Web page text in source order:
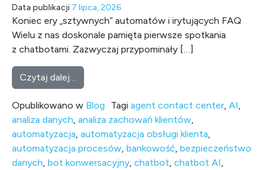
Data publikacji 7 lipca, 2026
Koniec ery „sztywnych” automatów i irytujących FAQ
Wielu z nas doskonale pamięta pierwsze spotkania
z chatbotami. Zazwyczaj przypominały […]
Czytaj dalej…
Opublikowano w Blog Tagi agent contact center, AI,
analiza danych, analiza zachowań klientów,
automatyzacja, automatyzacja obsługi klienta,
automatyzacja procesów, bankowość, bezpieczeństwo
danych, bot konwersacyjny, chatbot, chatbot AI,